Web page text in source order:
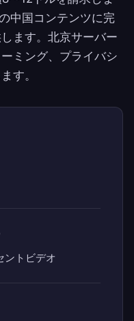
中国コンテンツに完
ます。北京サーバー
ミング、プライバシ
す。
ントビデオ